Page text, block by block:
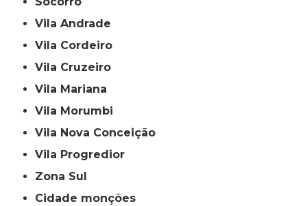
Vila Andrade
Vila Cordeiro
Vila Cruzeiro
Vila Mariana
Vila Morumbi
Vila Nova Conceição
Vila Progredior
Zona Sul
cidade monções